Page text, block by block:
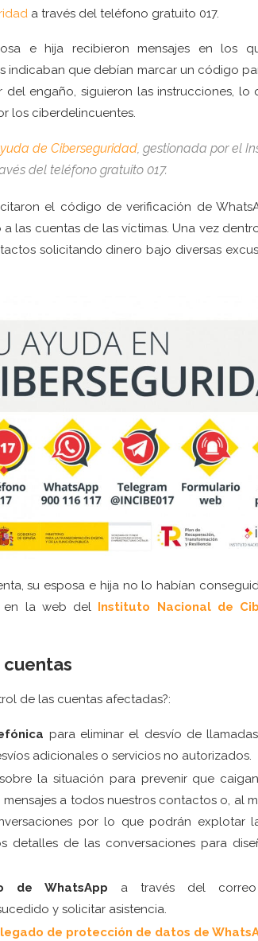
a través del teléfono gratuito 017.
e hija recibieron mensajes en los
indicaban que debían marcar un código
engaño, siguieron las instrucciones, lo
los ciberdelincuentes.
de Ciberseguridad, gestionada por el
del teléfono gratuito 017.
el código de verificación de
las cuentas de las víctimas. Una vez
solicitando dinero bajo diversas
su esposa e hija no lo habían
en la web del Instituto Nacional de
de las cuentas afectadas?:
para eliminar el desvío de
adicionales o servicios no autorizados.
sobre la situación para prevenir que
a todos nuestros contactos o, al
por lo que podrán explotar
detalles de las conversaciones para
de WhatsApp a través del correo
y solicitar asistencia.
de protección de datos de